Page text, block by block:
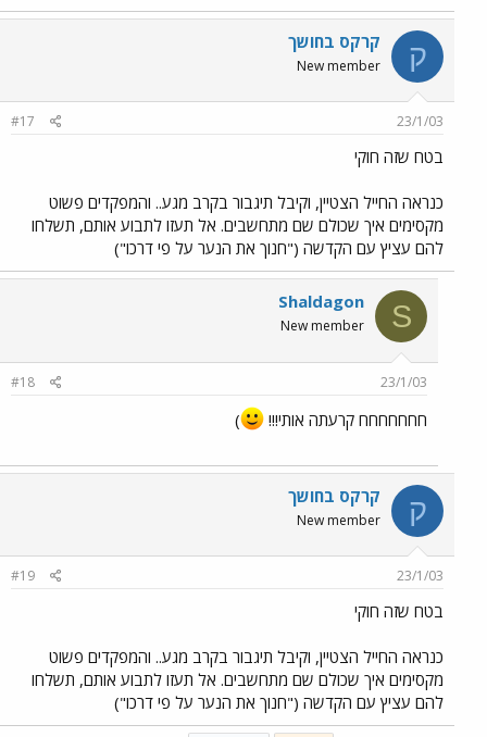
ק קרקס בחושך
New member
23/1/03
#17
בטח שזה חוקי
כנראה החייל הצטיין, וקיבל תיגבור בקרב מגע.. והמפקדים פשוט
מקסימים איך שכולם שם מתחשבים. אל תעזו לתבוע אותם, תשלחו
להם עציץ עם הקדשה ("חנוך את הנער על פי דרכו")
S
Shaldagon
New member
23/1/03
#18
חחחחחחח קרעתה אותי!!! )
ק קרקס בחושך
New member
23/1/03
#19
בטח שזה חוקי
כנראה החייל הצטיין, וקיבל תיגבור בקרב מגע.. והמפקדים פשוט
מקסימים איך שכולם שם מתחשבים. אל תעזו לתבוע אותם, תשלחו
להם עציץ עם הקדשה ("חנוך את הנער על פי דרכו")